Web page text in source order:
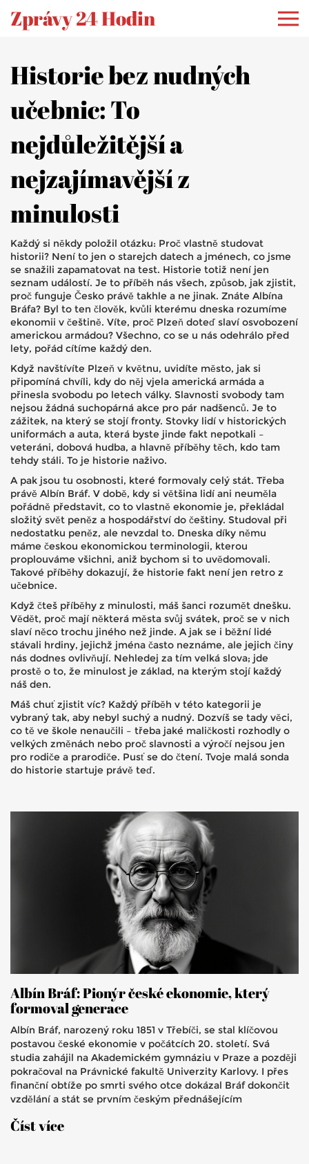
Zprávy 24 Hodin
Historie bez nudných
učebnic: To
nejdůležitější a
nejzajímavější z
minulosti
Každý si někdy položil otázku: Proč vlastně studovat
historii? Není to jen o starejch datech a jménech, co jsme
se snažili zapamatovat na test. Historie totiž není jen
seznam událostí. Je to příběh nás všech, způsob, jak zjistit,
proč funguje Česko právě takhle a ne jinak. Znáte Albína
Bráfa? Byl to ten člověk, kvůli kterému dneska rozumíme
ekonomii v češtině. Víte, proč Plzeň doteď slaví osvobození
americkou armádou? Všechno, co se u nás odehrálo před
lety, pořád cítíme každý den.
Když navštívíte Plzeň v květnu, uvidíte město, jak si
připomíná chvíli, kdy do něj vjela americká armáda a
přinesla svobodu po letech války. Slavnosti svobody tam
nejsou žádná suchopárná akce pro pár nadšenců. Je to
zážitek, na který se stojí fronty. Stovky lidí v historických
uniformách a auta, která byste jinde fakt nepotkali –
veteráni, dobová hudba, a hlavně příběhy těch, kdo tam
tehdy stáli. To je historie naživo.
A pak jsou tu osobnosti, které formovaly celý stát. Třeba
právě Albín Bráf. V době, kdy si většina lidí ani neuměla
pořádně představit, co to vlastně ekonomie je, překládal
složitý svět peněz a hospodářství do češtiny. Studoval při
nedostatku peněz, ale nevzdal to. Dneska díky němu
máme českou ekonomickou terminologii, kterou
proplouváme všichni, aniž bychom si to uvědomovali.
Takové příběhy dokazují, že historie fakt není jen retro z
učebnice.
Když čteš příběhy z minulosti, máš šanci rozumět dnešku.
Vědět, proč mají některá města svůj svátek, proč se v nich
slaví něco trochu jiného než jinde. A jak se i běžní lidé
stávali hrdiny, jejichž jména často neznáme, ale jejich činy
nás dodnes ovlivňují. Nehledej za tím velká slova; jde
prostě o to, že minulost je základ, na kterým stojí každý
náš den.
Máš chuť zjistit víc? Každý příběh v této kategorii je
vybraný tak, aby nebyl suchý a nudný. Dozvíš se tady věci,
co tě ve škole nenaučili – třeba jaké maličkosti rozhodly o
velkých změnách nebo proč slavnosti a výročí nejsou jen
pro rodiče a prarodiče. Pusť se do čtení. Tvoje malá sonda
do historie startuje právě teď.
Albín Bráf: Pionýr české ekonomie, který
formoval generace
Albín Bráf, narozený roku 1851 v Třebíči, se stal klíčovou
postavou české ekonomie v počátcích 20. století. Svá
studia zahájil na Akademickém gymnáziu v Praze a později
pokračoval na Právnické fakultě Univerzity Karlovy. I přes
finanční obtíže po smrti svého otce dokázal Bráf dokončit
vzdělání a stát se prvním českým přednášejícím
ekonomickou terminologii a vzdělávala budoucí elity první
Číst více